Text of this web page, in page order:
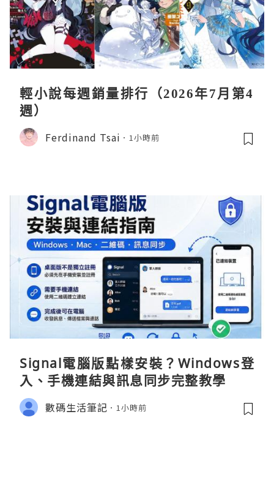
輕小說每週銷量排行（2026年7月第4
週）
Ferdinand Tsai 1小時前
Signal電腦版點樣安裝？Windows登
入、手機連結與訊息同步完整教學
數碼生活筆記 1小時前